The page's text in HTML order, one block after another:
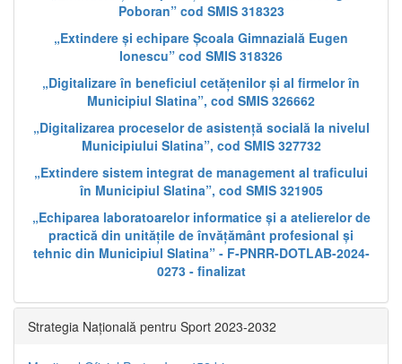
Poboran” cod SMIS 318323
„Extindere și echipare Școala Gimnazială Eugen
Ionescu” cod SMIS 318326
„Digitalizare în beneficiul cetățenilor și al firmelor în
Municipiul Slatina”, cod SMIS 326662
„Digitalizarea proceselor de asistență socială la nivelul
Municipiului Slatina”, cod SMIS 327732
„Extindere sistem integrat de management al traficului
în Municipiul Slatina”, cod SMIS 321905
„Echiparea laboratoarelor informatice și a atelierelor de
practică din unitățile de învățământ profesional și
tehnic din Municipiul Slatina” - F-PNRR-DOTLAB-2024-
0273 - finalizat
Strategia Națională pentru Sport 2023-2032